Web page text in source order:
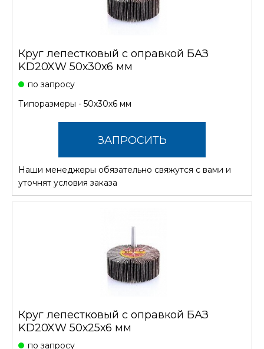
Круг лепестковый с оправкой БАЗ
KD20XW 50х30х6 мм
по запросу
Типоразмеры - 50х30х6 мм
ЗАПРОСИТЬ
СТОИМОСТЬ
Наши менеджеры обязательно свяжутся с вами и
уточнят условия заказа
Круг лепестковый с оправкой БАЗ
KD20XW 50х25х6 мм
по запросу